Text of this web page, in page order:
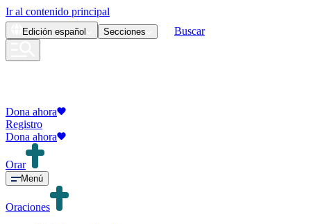
Ir al contenido principal
Edición español Secciones Buscar
Dona ahora
Registro
Dona ahora
Orar
Menú
Oraciones